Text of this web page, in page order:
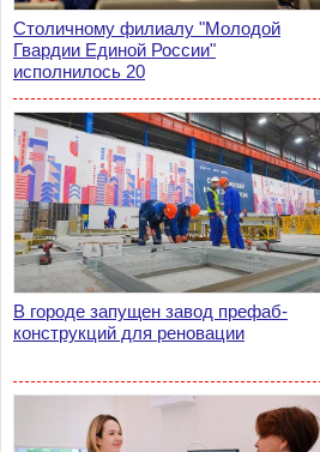
Столичному филиалу "Молодой
Гвардии Единой России"
исполнилось 20
В городе запущен завод префаб-
конструкций для реновации